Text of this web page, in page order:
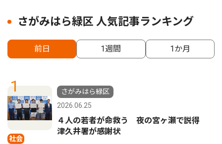
さがみはら緑区 人気記事ランキング
前日 1週間 1か月
1
社会
さがみはら緑区
2026.06.25
４人の若者が命救う 夜の宮ヶ瀬で説得
津久井署が感謝状